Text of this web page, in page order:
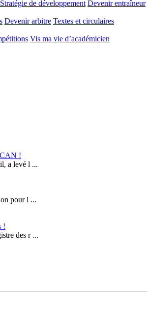
Stratégie de développement Devenir entraîneur
Devenir arbitre Textes et circulaires
Vis ma vie d’académicien
!
a levé l ...
pour l ...
!
des r ...